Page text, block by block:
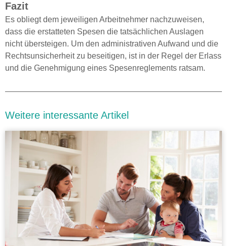
Fazit
Es obliegt dem jeweiligen Arbeitnehmer nachzuweisen,
dass die erstatteten Spesen die tatsächlichen Auslagen
nicht übersteigen. Um den administrativen Aufwand und die
Rechtsunsicherheit zu beseitigen, ist in der Regel der Erlass
und die Genehmigung eines Spesenreglements ratsam.
Weitere interessante Artikel